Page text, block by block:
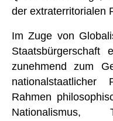
der extraterritorialen
Im Zuge von
Staatsbürgerschaft
zunehmend zum
Rahmen
Nationalismus,